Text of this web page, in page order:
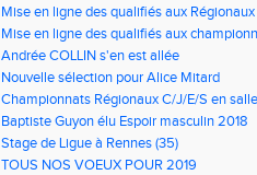
Mise en ligne des qualifiés aux
Mise en ligne des qualifiés aux
Andrée COLLIN s'en est allée
Nouvelle sélection pour Alice Mitard
Championnats Régionaux C/J/E/S en
mercredi à 9h00
Baptiste Guyon élu Espoir masculin 2018
Stage de Ligue à Rennes (35)
TOUS NOS VOEUX POUR 2019